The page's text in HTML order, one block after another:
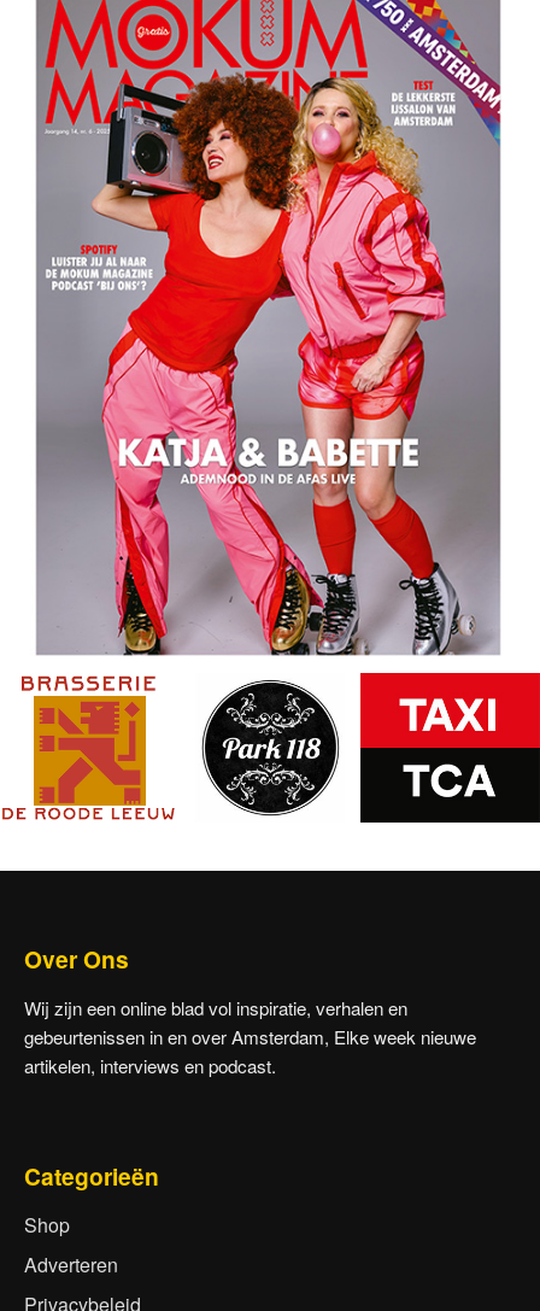
Over Ons
Wij zijn een online blad vol inspiratie, verhalen en
gebeurtenissen in en over Amsterdam, Elke week nieuwe
artikelen, interviews en podcast.
Categorieën
Shop
Adverteren
Privacybeleid